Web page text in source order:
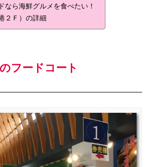
なら海鮮グルメを食べたい！
２Ｆ）の詳細
フードコート